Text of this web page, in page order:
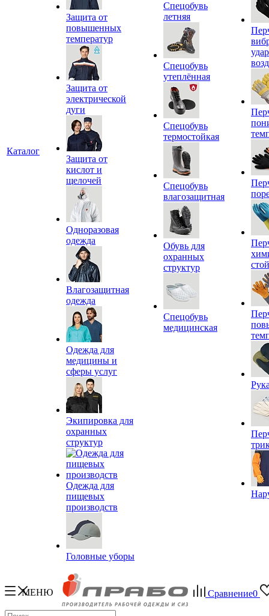
Каталог
Защита от
повышенных
температур
Защита от
электрической
дуги
Защита от
кислот и
щелочей
Одноразовая
одежда
Влагозащитная
одежда
Одежда для
медицины и
сферы услуг
Экипировка для
охранных
структур
Одежда для
пищевых
производств
Головные уборы
Спецобувь
летняя
Спецобувь
утеплённая
Спецобувь
термостойкая
Спецобувь
влагозащитная
Обувь для
охранных
структур
Спецобувь
медицинская
МЕНЮ Сравнение0